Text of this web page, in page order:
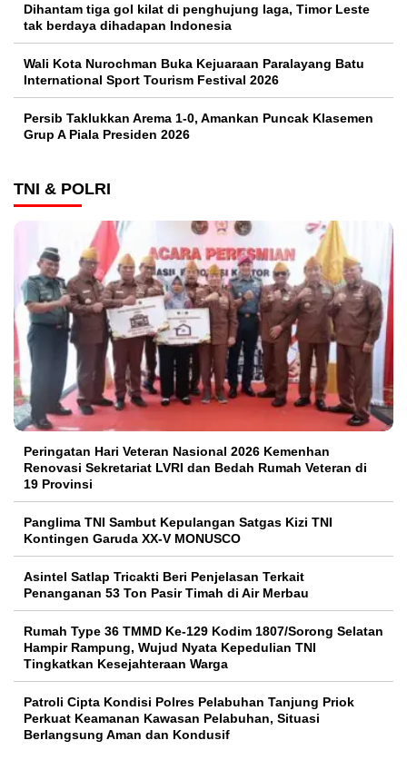
Dihantam tiga gol kilat di penghujung laga, Timor Leste
tak berdaya dihadapan Indonesia
Wali Kota Nurochman Buka Kejuaraan Paralayang Batu
International Sport Tourism Festival 2026
Persib Taklukkan Arema 1-0, Amankan Puncak Klasemen
Grup A Piala Presiden 2026
TNI & POLRI
Peringatan Hari Veteran Nasional 2026 Kemenhan
Renovasi Sekretariat LVRI dan Bedah Rumah Veteran di
19 Provinsi
Panglima TNI Sambut Kepulangan Satgas Kizi TNI
Kontingen Garuda XX-V MONUSCO
Asintel Satlap Tricakti Beri Penjelasan Terkait
Penanganan 53 Ton Pasir Timah di Air Merbau
Rumah Type 36 TMMD Ke-129 Kodim 1807/Sorong Selatan
Hampir Rampung, Wujud Nyata Kepedulian TNI
Tingkatkan Kesejahteraan Warga
Patroli Cipta Kondisi Polres Pelabuhan Tanjung Priok
Perkuat Keamanan Kawasan Pelabuhan, Situasi
Berlangsung Aman dan Kondusif